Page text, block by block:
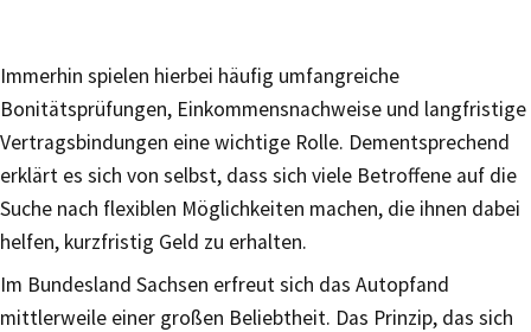
Immerhin spielen hierbei häufig umfangreiche
Bonitätsprüfungen, Einkommensnachweise und langfristige
Vertragsbindungen eine wichtige Rolle. Dementsprechend
erklärt es sich von selbst, dass sich viele Betroffene auf die
Suche nach flexiblen Möglichkeiten machen, die ihnen dabei
helfen, kurzfristig Geld zu erhalten.
Im Bundesland Sachsen erfreut sich das Autopfand
mittlerweile einer großen Beliebtheit. Das Prinzip, das sich